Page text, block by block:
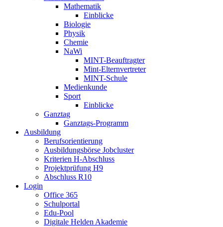
Mathematik
Einblicke
Biologie
Physik
Chemie
NaWi
MINT-Beauftragter
Mint-Elternvertreter
MINT-Schule
Medienkunde
Sport
Einblicke
Ganztag
Ganztags-Programm
Ausbildung
Berufsorientierung
Ausbildungsbörse Jobcluster
Kriterien H-Abschluss
Projektprüfung H9
Abschluss R10
Login
Office 365
Schulportal
Edu-Pool
Digitale Helden Akademie